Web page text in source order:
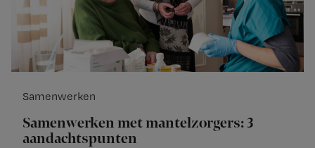
Samenwerken
Samenwerken met mantelzorgers: 3
aandachtspunten